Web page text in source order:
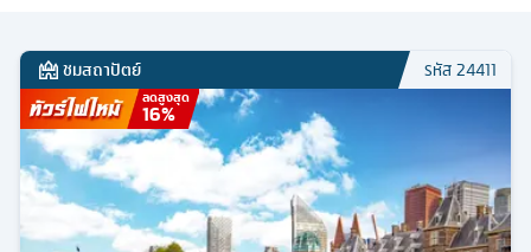
ชมสถาปัตย์ รหัส24411
ลดสูงสุด
16%